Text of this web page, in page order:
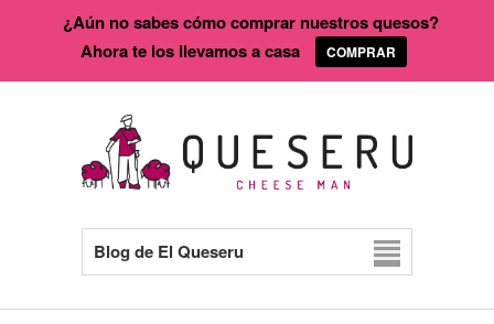
Blog de El Queseru
¿Aún no sabes cómo comprar nuestros quesos?
Ahora te los llevamos a casa
COMPRAR